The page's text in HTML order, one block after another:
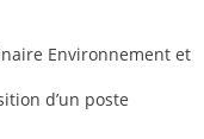
Environnement et
d’un poste